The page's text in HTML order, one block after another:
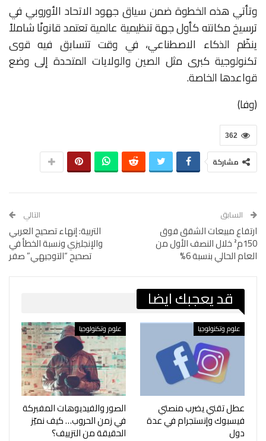
وتأتي هذه الخطوة ضمن سياق جهود الاتحاد الأوروبي في
ترسيخ مكانته كأول جهة تنظيمية عالمية تعتمد قانونًا شاملاً
ينظّم الذكاء الاصطناعي، في وقت تتسابق فيه قوى
تكنولوجية كبرى مثل الصين والولايات المتحدة إلى وضع
قواعدها الخاصة.
(وفا)
362
مشاركة
السابق
ارتفاع مبيعات الشقق فوق
150م² خلال النصف الأول من
العام الحالي بنسبة 6%
التالي
التربية: إنهاء تصحيح العربي
والإنجليزي ونسبة الخطأ في
تصحيح “التوجيهي” صفر
قد يعجبك ايضا
علوم وتكنولوجيا
عطل تقني يضرب منصتي
فيسبوك وإنستجرام في عدة
دول
علوم وتكنولوجيا
‎الصور والفيديوهات المفبركة
في زمن الحروب… كيف نميّز
الحقيقة من التزييف؟